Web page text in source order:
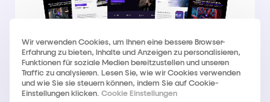
© MasterFunnels.io
Wir verwenden Cookies, um Ihnen eine bessere Browser-
Erfahrung zu bieten, Inhalte und Anzeigen zu personalisieren,
Funktionen für soziale Medien bereitzustellen und unseren
Traffic zu analysieren. Lesen Sie, wie wir Cookies verwenden
und wie Sie sie steuern können, indem Sie auf Cookie-
Einstellungen klicken. Cookie Einstellungen